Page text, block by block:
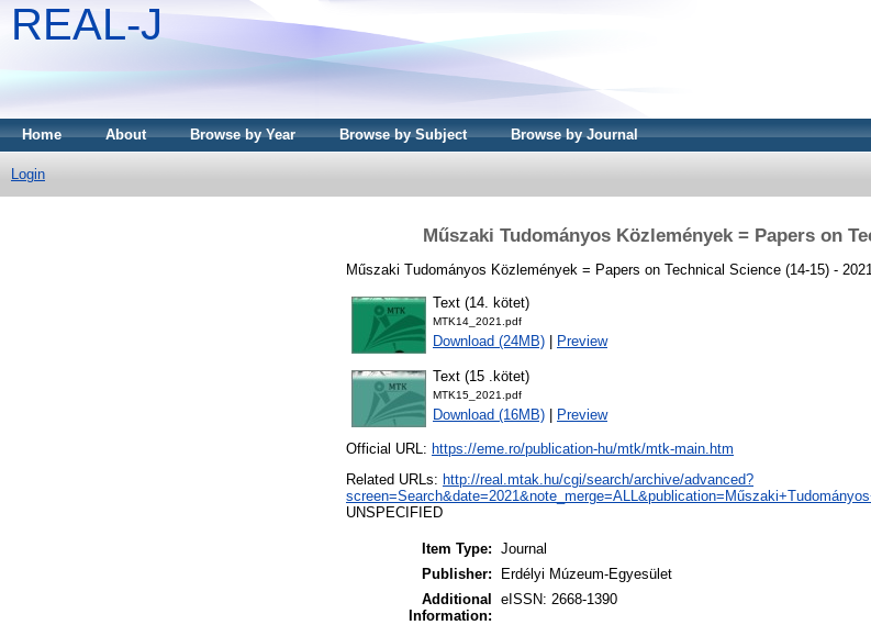
REAL-J
Home About Browse by Year Browse by Subject Browse by Journal
Login
Műszaki Tudományos Közlemények = Papers on
Műszaki Tudományos Közlemények = Papers on Technical Science (14-15) -
Text (14. kötet)
MTK14_2021.pdf
Download (24MB) Preview
Text (15 .kötet)
MTK15_2021.pdf
Download (16MB) Preview
Official URL: https://eme.ro/publication-hu/mtk/mtk-main.htm
Related URLs: http://real.mtak.hu/cgi/search/archive/advanced?
UNSPECIFIED
Item Type: Journal
Publisher:
Erdélyi Múzeum-Egyesület
Additional
Information:
eISSN: 2668-1390